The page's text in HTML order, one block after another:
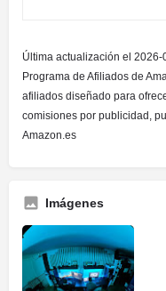
Última actualización el
Programa de Afiliados de
afiliados diseñado para
comisiones por publicidad,
Amazon.es
Imágenes